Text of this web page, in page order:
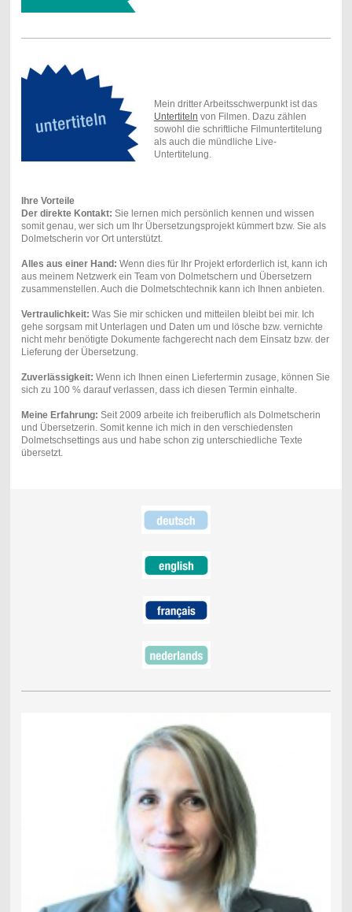
Mein dritter Arbeitsschwerpunkt ist das
Untertiteln von Filmen. Dazu zählen
sowohl die schriftliche Filmuntertitelung
als auch die mündliche Live-
Untertitelung.
Ihre Vorteile
​Der direkte Kontakt: Sie lernen mich persönlich kennen und wissen
somit genau, wer sich um Ihr Übersetzungsprojekt kümmert bzw. Sie als
Dolmetscherin vor Ort unterstützt.
​Alles aus einer Hand: Wenn dies für Ihr Projekt erforderlich ist, kann ich
aus meinem Netzwerk ein Team von Dolmetschern und Übersetzern
zusammenstellen. Auch die Dolmetschtechnik kann ich Ihnen anbieten.
​Vertraulichkeit: Was Sie mir schicken und mitteilen bleibt bei mir. Ich
gehe sorgsam mit Unterlagen und Daten um und lösche bzw. vernichte
nicht mehr benötigte Dokumente fachgerecht nach dem Einsatz bzw. der
Lieferung der Übersetzung.
​Zuverlässigkeit: Wenn ich Ihnen einen Liefertermin zusage, können Sie
sich zu 100 % darauf verlassen, dass ich diesen Termin einhalte.
​Meine Erfahrung: Seit 2009 arbeite ich freiberuflich als Dolmetscherin
und Übersetzerin. Somit kenne ich mich in den verschiedensten
Dolmetschsettings aus und habe schon zig unterschiedliche Texte
übersetzt.